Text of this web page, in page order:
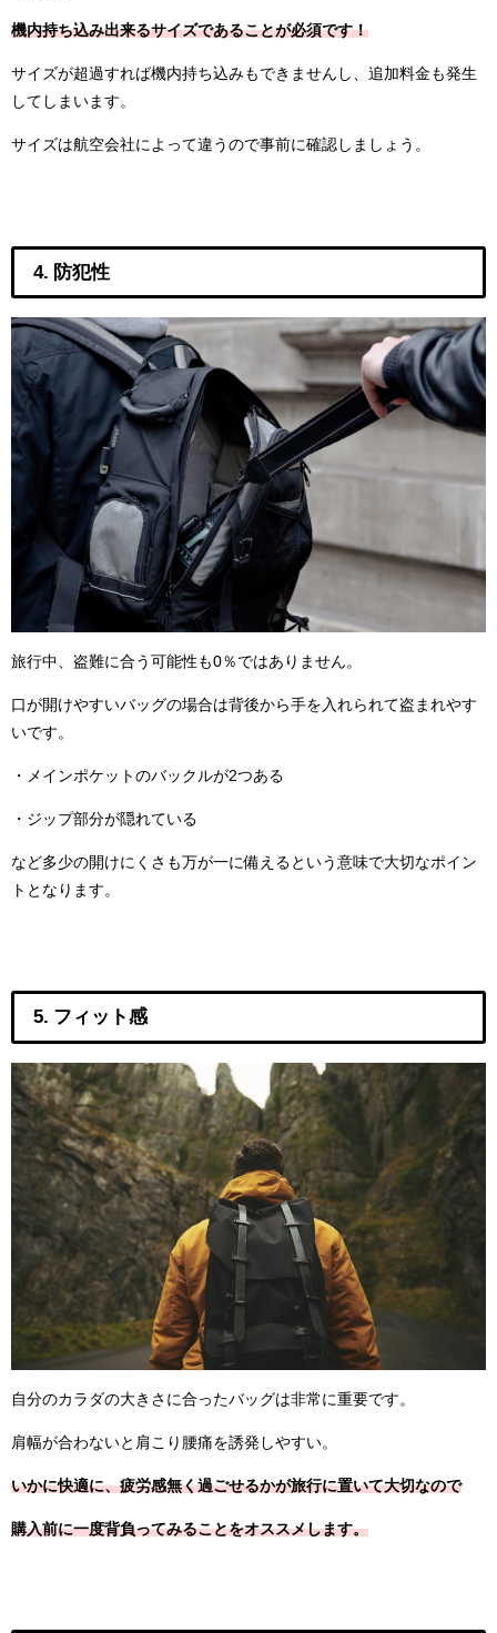
機内持ち込み出来るサイズであることが必須です！
サイズが超過すれば機内持ち込みもできませんし、追加料金も発生
してしまいます。
サイズは航空会社によって違うので事前に確認しましょう。
4. 防犯性
旅行中、盗難に合う可能性も0％ではありません。
口が開けやすいバッグの場合は背後から手を入れられて盗まれやす
いです。
・メインポケットのバックルが2つある
・ジップ部分が隠れている
など多少の開けにくさも万が一に備えるという意味で大切なポイン
トとなります。
5. フィット感
自分のカラダの大きさに合ったバッグは非常に重要です。
肩幅が合わないと肩こり腰痛を誘発しやすい。
いかに快適に、疲労感無く過ごせるかが旅行に置いて大切なので
購入前に一度背負ってみることをオススメします。